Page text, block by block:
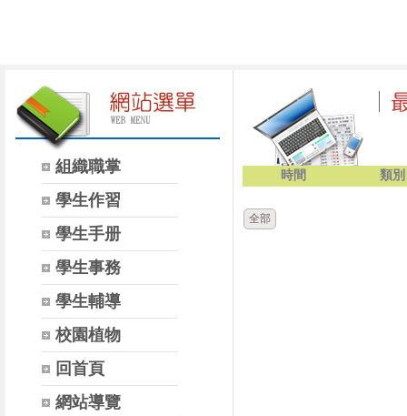
組織職掌
學生作習
學生手册
學生事務
學生輔導
校園植物
回首頁
網站導覽
時間 類別
全部